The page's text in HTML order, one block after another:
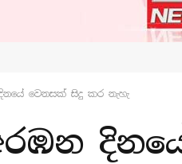
වෙනසක් සිදු කර නැහැ